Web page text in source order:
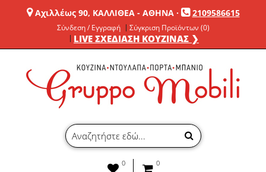
Αχιλλέως 90, ΚΑΛΛΙΘΕΑ - ΑΘΗΝΑ· 2109586615
Σύνδεση / Εγγραφή Σύγκριση Προϊόντων (0)
LIVE ΣΧΕΔΙΑΣΗ ΚΟΥΖΙΝΑΣ ❯
0 0